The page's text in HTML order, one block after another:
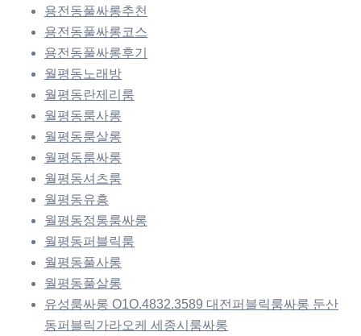
용전동풀싸롱추천
용전동풀싸롱코스
용전동풀싸롱후기
월평동노래방
월평동란제리룸
월평동룸사롱
월평동룸살롱
월평동룸싸롱
월평동셔츠룸
월평동유흥
월평동정통룸싸롱
월평동퍼블릭룸
월평동풀사롱
월평동풀살롱
유성룸싸롱 O1O.4832.3589 대전퍼블릭룸싸롱 둔산
동퍼블릭가라오케 세종시룸싸롱